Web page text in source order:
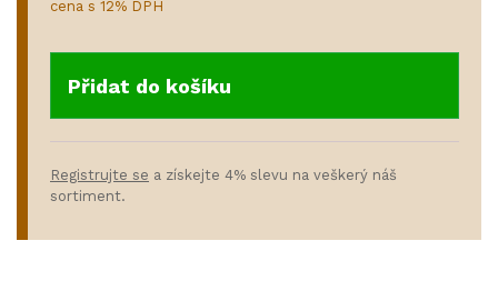
cena s 12% DPH
Přidat do košíku
Registrujte se a získejte 4% slevu na veškerý náš
sortiment.